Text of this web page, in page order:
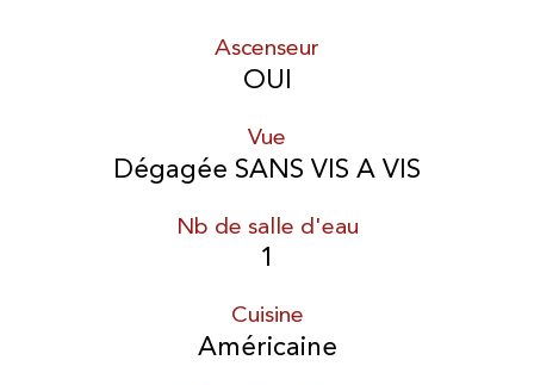
Ascenseur
OUI
Vue
Dégagée SANS VIS A VIS
Nb de salle d'eau
1
Cuisine
Américaine